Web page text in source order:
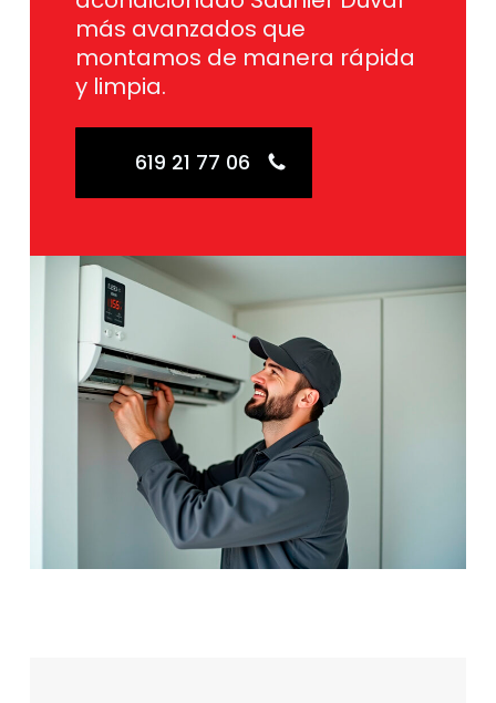
más avanzados que
montamos de manera rápida
y limpia.
619 21 77 06